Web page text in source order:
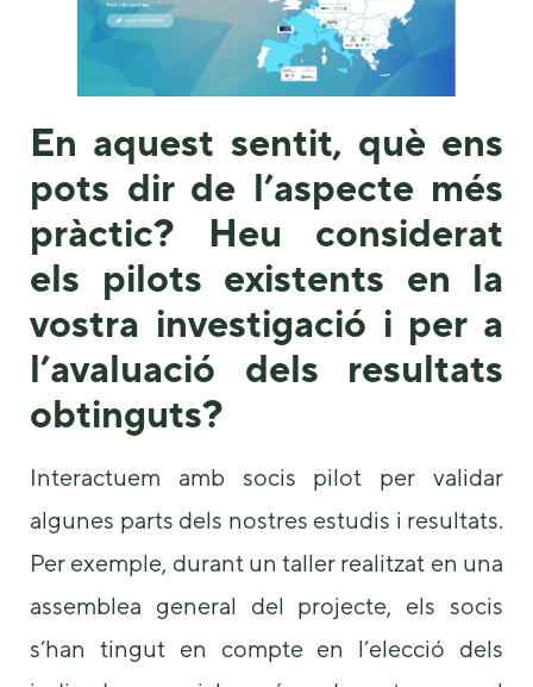
En aquest sentit, què ens
pots dir de l’aspecte més
pràctic? Heu considerat
els pilots existents en la
vostra investigació i per a
l’avaluació dels resultats
obtinguts?
Interactuem amb socis pilot per validar
algunes parts dels nostres estudis i resultats.
Per exemple, durant un taller realitzat en una
assemblea general del projecte, els socis
s’han tingut en compte en l’elecció dels